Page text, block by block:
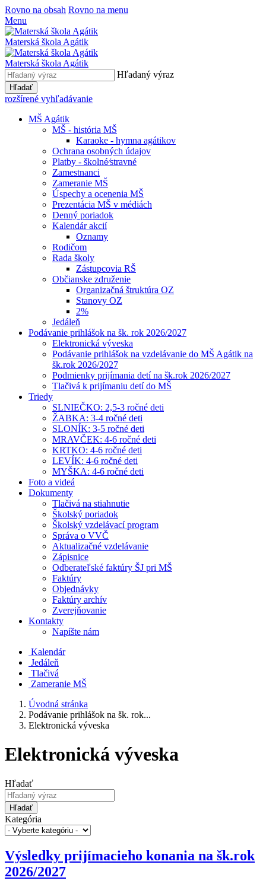
Rovno na obsah Rovno na menu
Menu
Materská škola Agátik
Materská škola Agátik
Hľadaný výraz
Hľadať
rozšírené vyhľadávanie
MŠ Agátik
MŠ - história MŠ
Karaoke - hymna agátikov
Ochrana osobných údajov
Platby - školné⁄stravné
Zamestnanci
Zameranie MŠ
Úspechy a ocenenia MŠ
Prezentácia MŠ v médiách
Denný poriadok
Kalendár akcií
Oznamy
Rodičom
Rada školy
Zástupcovia RŠ
Občianske združenie
Organizačná štruktúra OZ
Stanovy OZ
2%
Jedáleň
Podávanie prihlášok na šk. rok 2026/2027
Elektronická výveska
Podávanie prihlášok na vzdelávanie do MŠ Agátik na
šk.rok 2026/2027
Podmienky prijímania detí na šk.rok 2026/2027
Tlačivá k prijímaniu detí do MŠ
Triedy
SLNIEČKO: 2,5-3 ročné deti
ŽABKA: 3-4 ročné deti
SLONÍK: 3-5 ročné deti
MRAVČEK: 4-6 ročné deti
KRTKO: 4-6 ročné deti
LEVÍK: 4-6 ročné deti
MYŠKA: 4-6 ročné deti
Foto a videá
Dokumenty
Tlačivá na stiahnutie
Školský poriadok
Školský vzdelávací program
Správa o VVČ
Aktualizačné vzdelávanie
Zápisnice
Odberateľské faktúry ŠJ pri MŠ
Faktúry
Objednávky
Faktúry archív
Zverejňovanie
Kontakty
Napíšte nám
Kalendár
Jedáleň
Tlačivá
Zameranie MŠ
Úvodná stránka
Podávanie prihlášok na šk. rok...
Elektronická výveska
Elektronická výveska
Hľadať
Hľadať
Kategória
Výsledky prijímacieho konania na šk.rok
2026/2027